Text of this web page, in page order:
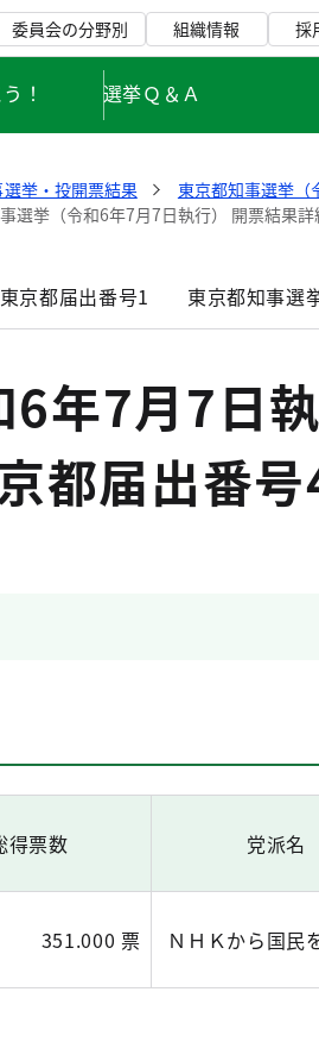
委員会の分野別 組織情報 採
！ 選挙Ｑ＆Ａ
挙・投開票結果
東京都知事選挙（
選挙（令和6年7月7日執行） 開票結果
京都届出番号1 東京都知事選
6年7月7日執
都届出番
得票数 党派名
351.000 票 ＮＨＫから国民